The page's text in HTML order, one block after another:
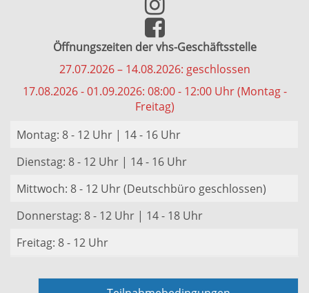
Öffnungszeiten der vhs-Geschäftsstelle
27.07.2026 – 14.08.2026: geschlossen
17.08.2026 - 01.09.2026: 08:00 - 12:00 Uhr (Montag -
Freitag)
Montag: 8 - 12 Uhr | 14 - 16 Uhr
Dienstag: 8 - 12 Uhr | 14 - 16 Uhr
Mittwoch: 8 - 12 Uhr (Deutschbüro geschlossen)
Donnerstag: 8 - 12 Uhr | 14 - 18 Uhr
Freitag: 8 - 12 Uhr